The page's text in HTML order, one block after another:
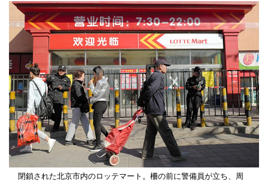
閉鎖された北京市内のロッテマート。柵の前に警備員が立ち、周